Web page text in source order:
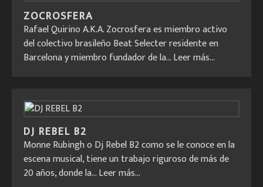
ZOCROSFERA
Rafael Quirino A.K.A. Zocrosfera es miembro activo
del colectivo brasileño Beat Selecter residente en
Barcelona y miembro fundador de la...Leer más...
DJ REBEL B2
Monne Rubingh o Dj Rebel B2 como se le conoce en la
escena musical, tiene un trabajo riguroso de más de
20 años, donde la...Leer más...